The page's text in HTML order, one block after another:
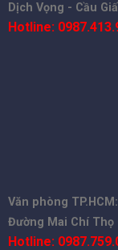
Dịch Vọng - Cầu
Hotline:
Văn phòng
Đường Mai Chí Thọ
Hotline: